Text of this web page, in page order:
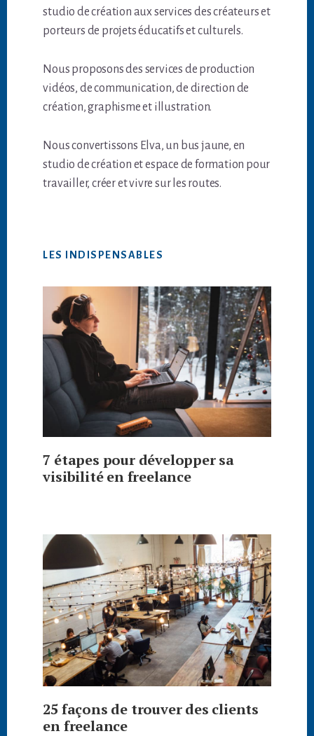
studio de création aux services des créateurs et
porteurs de projets éducatifs et culturels.
Nous proposons des services de production
vidéos, de communication, de direction de
création, graphisme et illustration.
Nous convertissons Elva, un bus jaune, en
studio de création et espace de formation pour
travailler, créer et vivre sur les routes.
LES INDISPENSABLES
7 étapes pour développer sa
visibilité en freelance
25 façons de trouver des clients
en freelance